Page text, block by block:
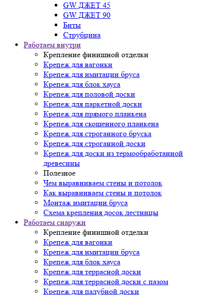
GW ДЖЕТ 45
GW ДЖЕТ 90
Биты
Струбцина
Работаем внутри
Крепление финишной отделки
Крепеж для вагонки
Крепеж для имитации бруса
Крепеж для блок хауса
Крепеж для половой доски
Крепеж для паркетной доски
Крепеж для прямого планкена
Крепеж для скошенного планкена
Крепеж для строганного бруска
Крепеж для строганной доски
Крепеж для доски из термообработанной
древесины
Полезное
Чем выравниваем стены и потолок
Как выравниваем стены и потолок
Монтаж имитации бруса
Схема крепления досок лестницы
Работаем снаружи
Крепление финишной отделки
Крепеж для вагонки
Крепеж для имитации бруса
Крепеж для блок хауса
Крепеж для террасной доски
Крепеж для террасной доски с пазом
Крепеж для палубной доски